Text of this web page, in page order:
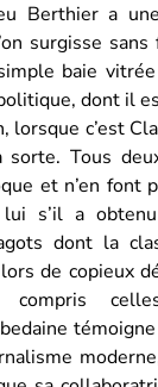
Berthier a
surgisse
baie
dont il
lorsque c’est
sorte. Tous
et n’en font
s’il a
dont la
de copieux
compris